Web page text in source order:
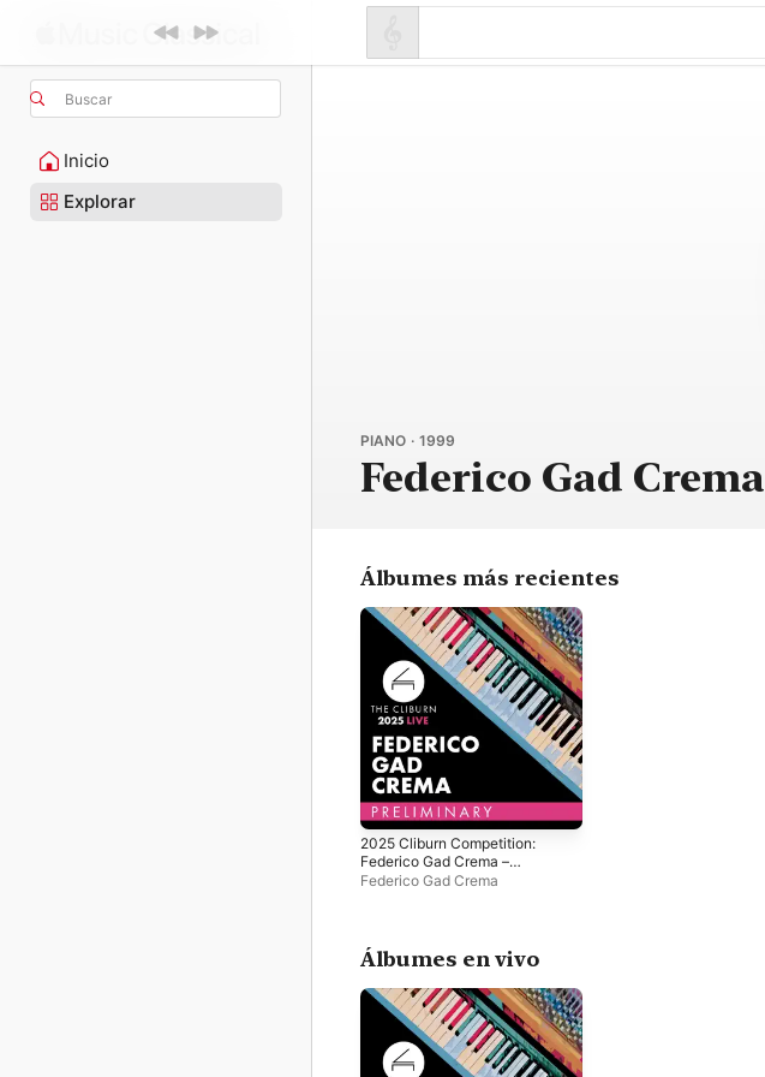
Buscar
Inicio
Explorar
PIANO · 1999
Federico Gad Crema
Álbumes más recientes
2025 Cliburn Competition:
Federico Gad Crema –
Preliminary Round (Live)
Federico Gad Crema
Álbumes en vivo